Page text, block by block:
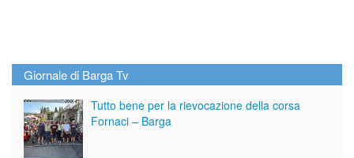
Giornale di Barga Tv
Tutto bene per la rievocazione della corsa
Fornaci – Barga